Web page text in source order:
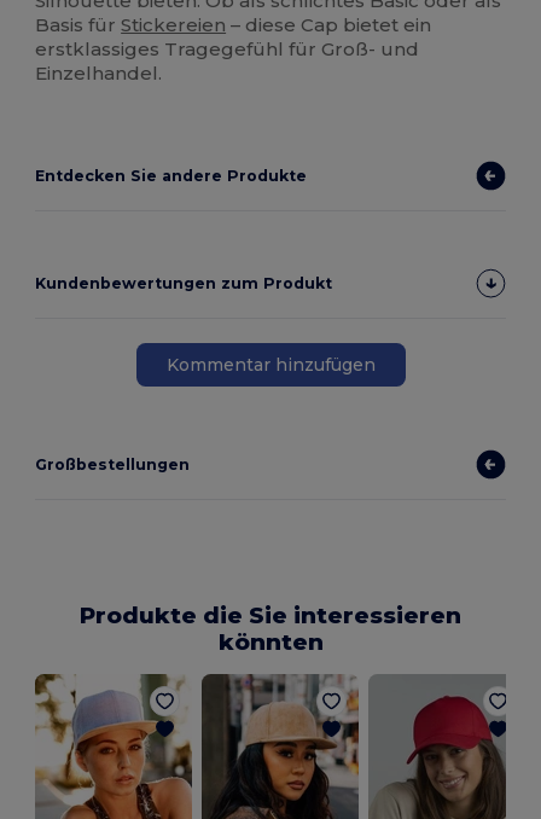
Basis fürStickereien – diese Cap bietet ein
erstklassiges Tragegefühl für Groß- und
Einzelhandel.
Entdecken Sie andere Produkte
Kundenbewertungen zum Produkt
Kommentar hinzufügen
Großbestellungen
Produkte die Sie interessieren
könnten